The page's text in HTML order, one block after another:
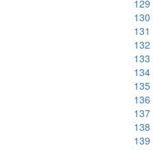
129
130
131
132
133
134
135
136
137
138
139